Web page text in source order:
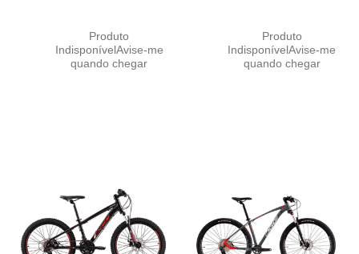
Produto
IndisponívelAvise-me
quando chegar
Produto
IndisponívelAvise-me
quando chegar